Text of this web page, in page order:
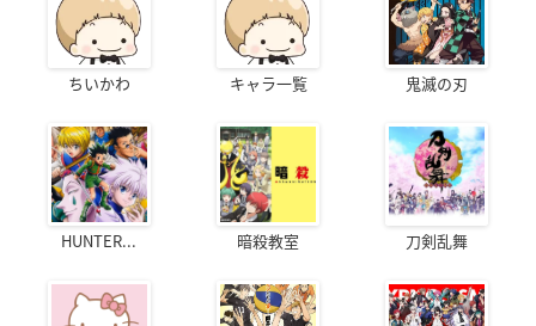
ちいかわ キャラ一覧 鬼滅の刃
HUNTER... 暗殺教室 刀剣乱舞